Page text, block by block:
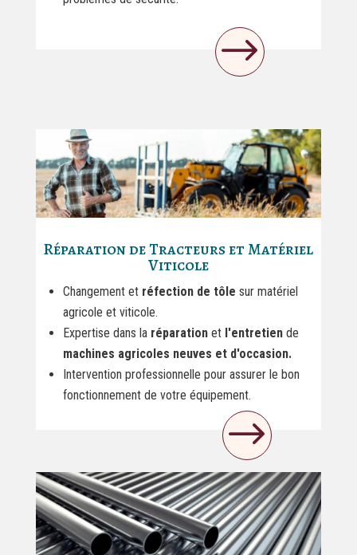
$
Réparation de Tracteurs et Matériel
Viticole
Changement et réfection de tôle sur matériel
agricole et viticole.
Expertise dans la réparationet l'entretiende
machines agricoles neuves et d'occasion.
Intervention professionnelle pour assurer le bon
fonctionnement de votre équipement.
$